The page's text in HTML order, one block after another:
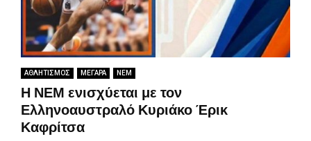
ΑΘΛΗΤΙΣΜΟΣ ΜΕΓΑΡΑ ΝΕΜ
Η ΝΕΜ ενισχύεται με τον
Ελληνοαυστραλό Κυριάκο Έρικ
Καφρίτσα